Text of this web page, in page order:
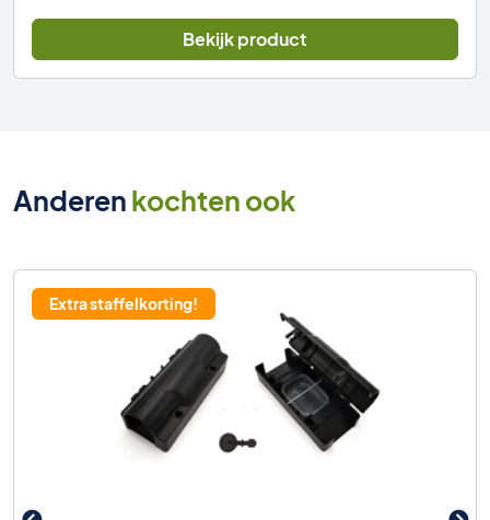
Bekijk product
Anderenkochten ook
Extra staffelkorting!